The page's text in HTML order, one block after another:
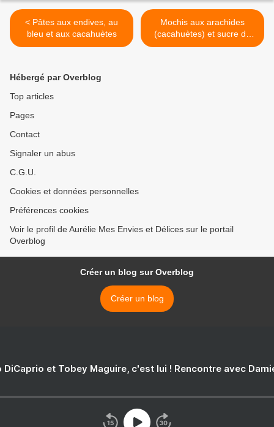
< Pâtes aux endives, au
bleu et aux cacahuètes
Mochis aux arachides
(cacahuètes) et sucre de
palme (boulettes de riz
Hébergé par Overblog
Top articles
Pages
Contact
Signaler un abus
C.G.U.
Cookies et données personnelles
Préférences cookies
Voir le profil de Aurélie Mes Envies et Délices sur le portail
Overblog
Créer un blog sur Overblog
Créer un blog
DiCaprio et Tobey Maguire, c'est lui ! Rencontre avec